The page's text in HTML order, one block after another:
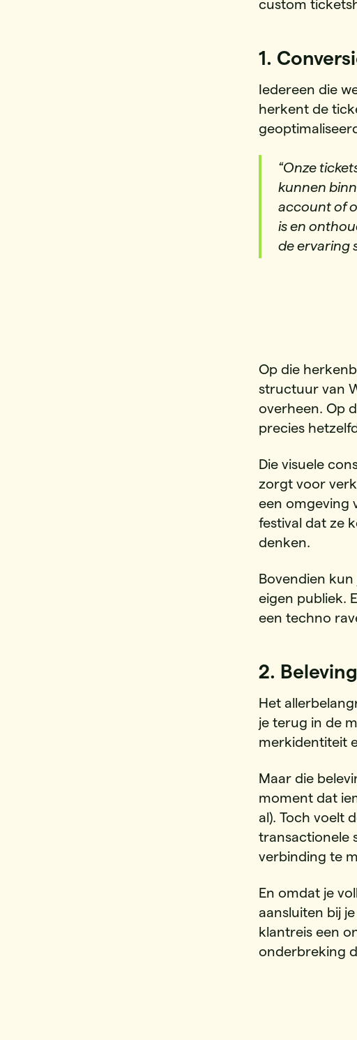
custom
1.
Iedereen die
herkent de
“Onze
kunnen
account of
is en
de ervaring
Op die
structuur van
overheen. Op
precies
Die visuele
zorgt voor
een omgeving
festival dat ze
denken.
Bovendien
eigen publiek.
een techno
2.
Het
je terug in de
merkidentiteit
Maar die
moment dat
al). Toch voelt
transactionele
verbinding te
En omdat je
aansluiten bij
klantreis een
onderbreking